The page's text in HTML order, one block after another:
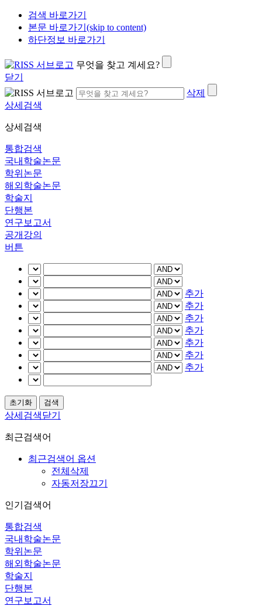
검색 바로가기
본문 바로가기(skip to content)
하단정보 바로가기
무엇을 찾고 계세요?
닫기
삭제
상세검색
상세검색
통합검색
국내학술논문
학위논문
해외학술논문
학술지
단행본
연구보고서
공개강의
버튼
추가
추가
추가
추가
추가
추가
추가
상세검색닫기
최근검색어
최근검색어 옵션
전체삭제
자동저장끄기
인기검색어
통합검색
국내학술논문
학위논문
해외학술논문
학술지
단행본
연구보고서